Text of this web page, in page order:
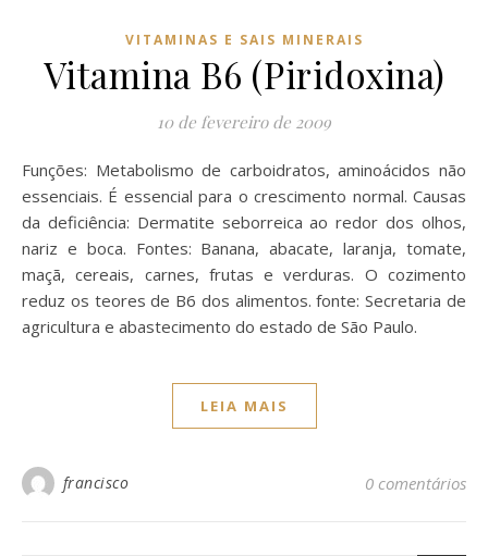
VITAMINAS E SAIS MINERAIS
Vitamina B6 (Piridoxina)
10 de fevereiro de 2009
Funções: Metabolismo de carboidratos, aminoácidos não
essenciais. É essencial para o crescimento normal. Causas
da deficiência: Dermatite seborreica ao redor dos olhos,
nariz e boca. Fontes: Banana, abacate, laranja, tomate,
maçã, cereais, carnes, frutas e verduras. O cozimento
reduz os teores de B6 dos alimentos. fonte: Secretaria de
agricultura e abastecimento do estado de São Paulo.
LEIA MAIS
francisco 0 comentários